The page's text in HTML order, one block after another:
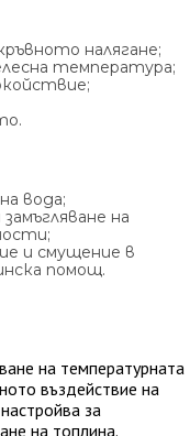
налягане;
температура;
вода;
на
и смущение в
помощ.
на температурната
въздействие на
за
на топлина.